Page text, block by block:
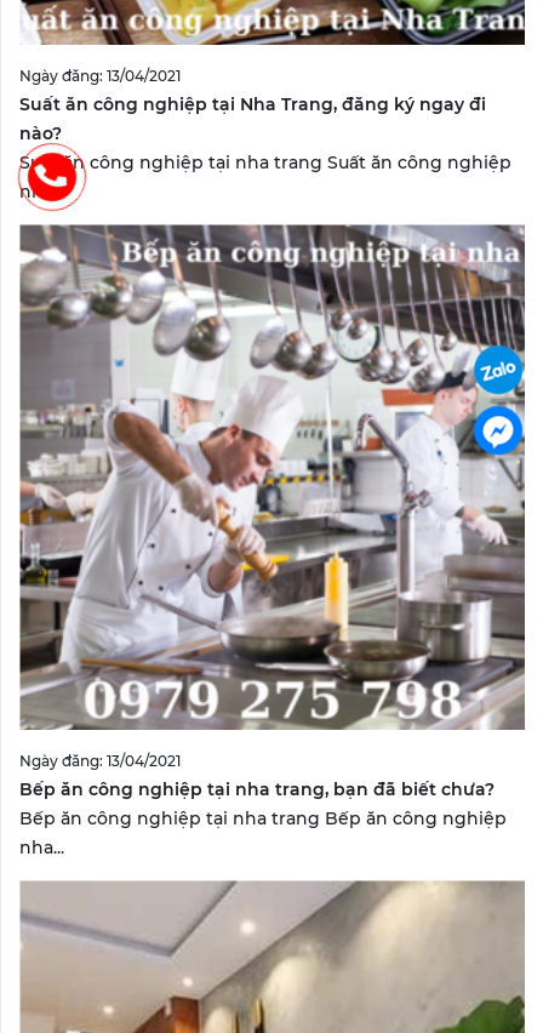
Ngày đăng: 13/04/2021
Suất ăn công nghiệp tại Nha Trang, đăng ký ngay đi
nào?
Suất ăn công nghiệp tại nha trang Suất ăn công nghiệp
nha...
Ngày đăng: 13/04/2021
Bếp ăn công nghiệp tại nha trang, bạn đã biết chưa?
Bếp ăn công nghiệp tại nha trang Bếp ăn công nghiệp
nha...